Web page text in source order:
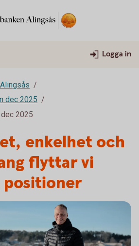
Logga in
dec 2025
2025
enkelhet och
flyttar vi
positioner